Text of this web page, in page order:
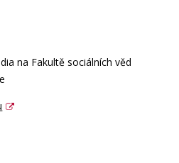
na Fakultě sociálních věd